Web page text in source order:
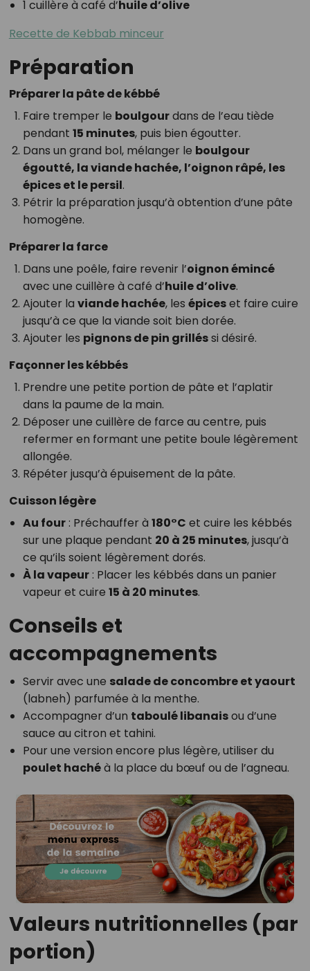
1 cuillère à café d’huile d’olive
Recette de Kebbab minceur
Préparation
Préparer la pâte de kébbé
Faire tremper le boulgourdans de l’eau tiède
pendant 15 minutes, puis bien égoutter.
Dans un grand bol, mélanger le boulgour
égoutté, la viande hachée, l’oignon râpé, les
épices et le persil.
Pétrir la préparation jusqu’à obtention d’une pâte
homogène.
Préparer la farce
Dans une poêle, faire revenir l’oignon émincé
avec une cuillère à café d’huile d’olive.
Ajouter la viande hachée, les épiceset faire cuire
jusqu’à ce que la viande soit bien dorée.
Ajouter les pignons de pin grilléssi désiré.
Façonner les kébbés
Prendre une petite portion de pâte et l’aplatir
dans la paume de la main.
Déposer une cuillère de farce au centre, puis
refermer en formant une petite boule légèrement
allongée.
Répéter jusqu’à épuisement de la pâte.
Cuisson légère
Au four: Préchauffer à 180°C et cuire les kébbés
sur une plaque pendant 20 à 25 minutes, jusqu’à
ce qu’ils soient légèrement dorés.
À la vapeur: Placer les kébbés dans un panier
vapeur et cuire 15 à 20 minutes.
Conseils et
accompagnements
Servir avec une salade de concombre et yaourt
(labneh) parfumée à la menthe.
Accompagner d’un taboulé libanaisou d’une
sauce au citron et tahini.
Pour une version encore plus légère, utiliser du
poulet hachéà la place du bœuf ou de l’agneau.
Valeurs nutritionnelles (par
portion)